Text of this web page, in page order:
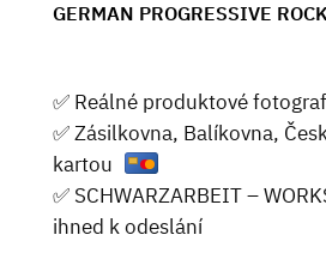
GERMAN PROGRESSIVE
✅ Reálné produktové
✅ Zásilkovna, Balíkovna,
kartou
✅ SCHWARZARBEIT –
ihned k odeslání